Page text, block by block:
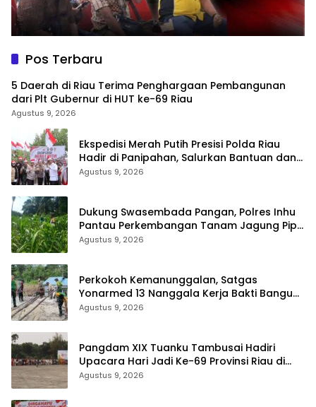
Pos Terbaru
5 Daerah di Riau Terima Penghargaan Pembangunan
dari Plt Gubernur di HUT ke-69 Riau
Agustus 9, 2026
Ekspedisi Merah Putih Presisi Polda Riau
Hadir di Panipahan, Salurkan Bantuan dan
Layanan Kesehatan
Agustus 9, 2026
Dukung Swasembada Pangan, Polres Inhu
Pantau Perkembangan Tanam Jagung Pipil
Agustus 9, 2026
Perkokoh Kemanunggalan, Satgas
Yonarmed 13 Nanggala Kerja Bakti Bangun
Masjid Al-Hikmah di Kapuas Hulu
Agustus 9, 2026
Pangdam XIX Tuanku Tambusai Hadiri
Upacara Hari Jadi Ke-69 Provinsi Riau di
Pekanbaru
Agustus 9, 2026